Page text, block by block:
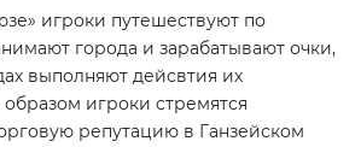
игроки путешествуют по
города и зарабатывают очки,
выполняют дейсвтия их
игроки стремятся
репутацию в Ганзейском